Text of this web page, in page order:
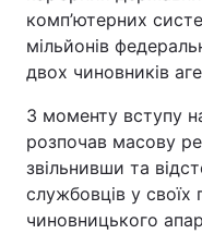
комп’ютерних
мільйонів
двох чиновників
З моменту вступу
розпочав масову
звільнивши та
службовців у
чиновницького